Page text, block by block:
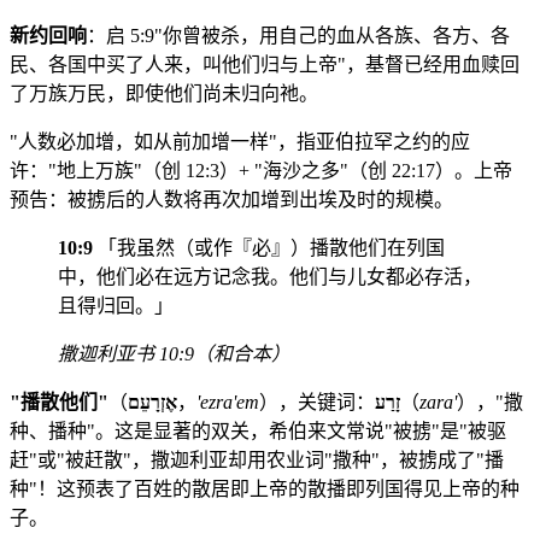
新约回响：启 5:9"你曾被杀，用自己的血从各族、各方、各
民、各国中买了人来，叫他们归与上帝"，基督已经用血赎回
了万族万民，即使他们尚未归向祂。
"人数必加增，如从前加增一样"，指亚伯拉罕之约的应
许："地上万族"（创 12:3）+ "海沙之多"（创 22:17）。上帝
预告：被掳后的人数将再次加增到出埃及时的规模。
10:9 「我虽然（或作『必』）播散他们在列国
中，他们必在远方记念我。他们与儿女都必存活，
且得归回。」
撒迦利亚书 10:9（和合本）
"播散他们" （אֶזְרָעֵם， 'ezra'em），关键词： זָרַע （zara'），"撒
种、播种"。这是显著的双关，希伯来文常说"被掳"是"被驱
赶"或"被赶散"，撒迦利亚却用农业词"撒种"，被掳成了"播
种"！这预表了百姓的散居即上帝的散播即列国得见上帝的种
子。